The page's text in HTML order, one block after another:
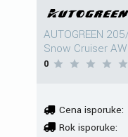
AUTOGREEN
Snow Cruiser
0
Cena isporuke:
Rok isporuke: